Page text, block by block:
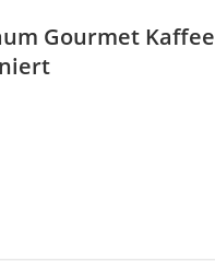
Gourmet Kaffee